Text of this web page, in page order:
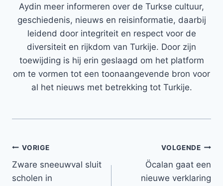
Aydin meer informeren over de Turkse cultuur,
geschiedenis, nieuws en reisinformatie, daarbij
leidend door integriteit en respect voor de
diversiteit en rijkdom van Turkije. Door zijn
toewijding is hij erin geslaagd om het platform
om te vormen tot een toonaangevende bron voor
al het nieuws met betrekking tot Turkije.
Bericht
navigatie
VORIGE
Zware sneeuwval sluit
scholen in
VOLGENDE
Öcalan gaat een
nieuwe verklaring